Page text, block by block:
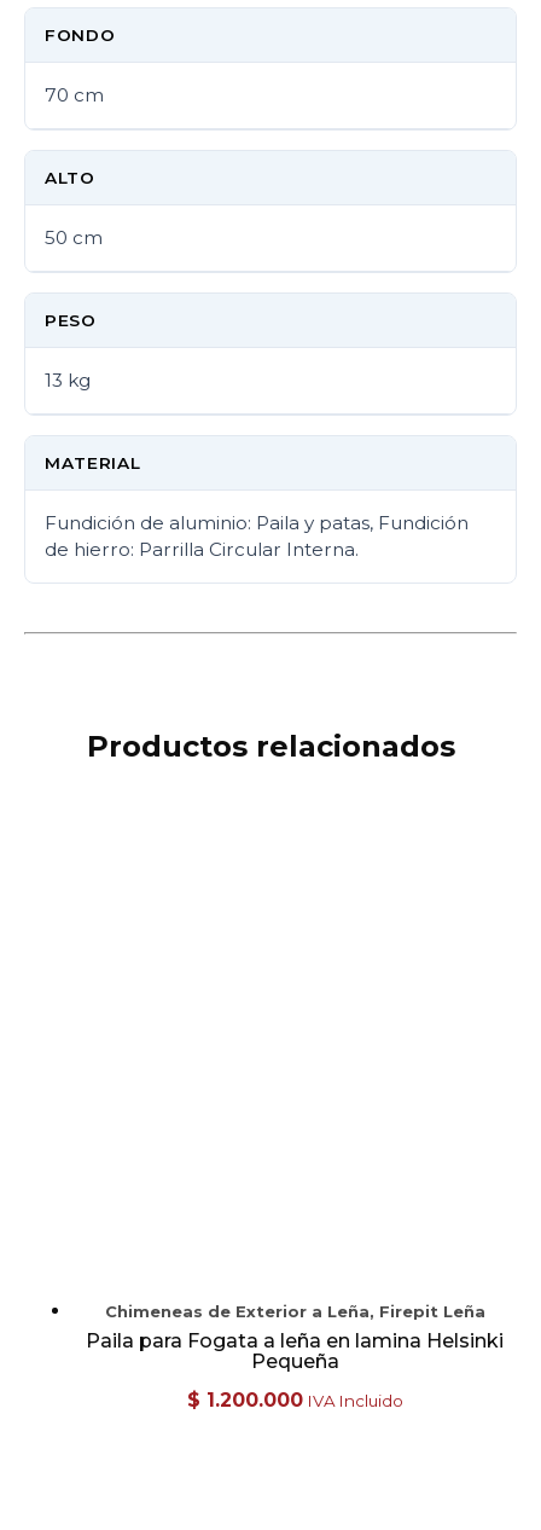
FONDO
70 cm
ALTO
50 cm
PESO
13 kg
MATERIAL
Fundición de aluminio: Paila y patas, Fundición
de hierro: Parrilla Circular Interna.
Productos relacionados
Chimeneas de Exterior a Leña, Firepit Leña
Paila para Fogata a leña en lamina Helsinki
Pequeña
$ 1.200.000 IVA Incluido